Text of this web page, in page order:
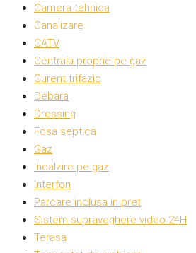
Camera tehnica
Canalizare
CATV
Centrala proprie pe gaz
Curent trifazic
Debara
Dressing
Fosa septica
Gaz
Incalzire pe gaz
Interfon
Parcare inclusa in pret
Sistem supraveghere video 24H
Terasa